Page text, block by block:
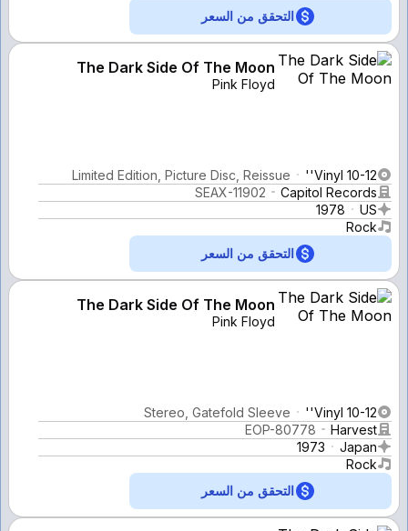
التحقق من السعر
The Dark Side Of The Moon
Pink Floyd
Vinyl 10-12''
Limited Edition, Picture Disc, Reissue
Capitol Records
SEAX-11902
US
1978
Rock
التحقق من السعر
The Dark Side Of The Moon
Pink Floyd
Vinyl 10-12''
Stereo, Gatefold Sleeve
Harvest
EOP-80778
Japan
1973
Rock
التحقق من السعر